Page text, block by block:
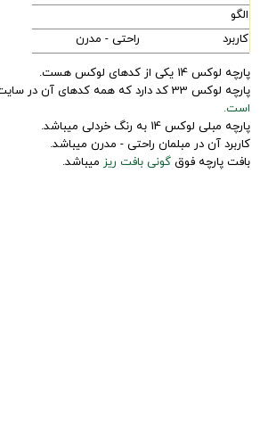
الگو
کاربرد
راحتی - مدرن
پارچه لوکس 14 یکی از کدهای لوکس هست.
پارچه لوکس 33 کد دارد که همه کدهای آن در سایت
است.
پارچه مبلی لوکس 14 به رنگ خردلی میباشد.
کاربرد آن در مبلمان راحتی - مدرن میباشد.
بافت پارچه فوقگونی بافت ریز میباشد.